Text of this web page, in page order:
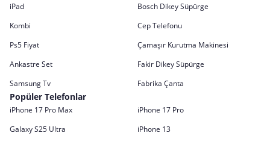
iPad
Bosch Dikey Süpürge
Kombi
Cep Telefonu
Ps5 Fiyat
Çamaşır Kurutma Makinesi
Ankastre Set
Fakir Dikey Süpürge
Samsung Tv
Fabrika Çanta
Popüler Telefonlar
iPhone 17 Pro Max
iPhone 17 Pro
Galaxy S25 Ultra
iPhone 13